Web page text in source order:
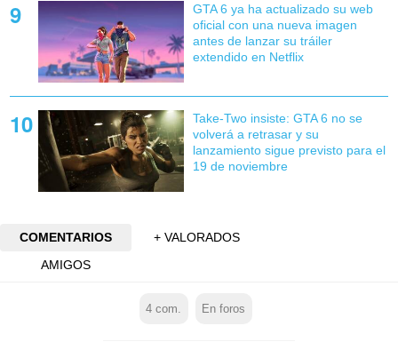
GTA 6 ya ha actualizado su web
oficial con una nueva imagen
antes de lanzar su tráiler
extendido en Netflix
Take-Two insiste: GTA 6 no se
volverá a retrasar y su
lanzamiento sigue previsto para el
19 de noviembre
COMENTARIOS
+ VALORADOS
AMIGOS
4 com. En foros